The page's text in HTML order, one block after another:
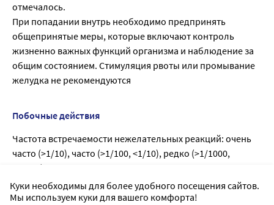
отмечалось.
При попадании внутрь необходимо предпринять
общепринятые меры, которые включают контроль
жизненно важных функций организма и наблюдение за
общим состоянием. Стимуляция рвоты или промывание
желудка не рекомендуются
Побочные действия
Частота встречаемости нежелательных реакций: очень
часто (>1/10), часто (>1/100, <1/10), редко (>1/1000,
<1/100).
Местные реакции: очень часто - ощущение жжения и
зуда; часто - ощущение тепла, покраснение, боль,
Куки необходимы для более удобного посещения сайтов.
Мы используем куки для вашего комфорта!